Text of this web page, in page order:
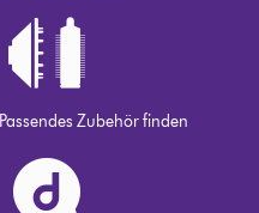
Passendes Zubehör finden